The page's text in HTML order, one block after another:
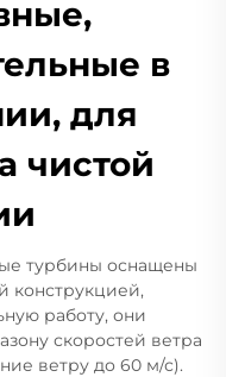
в
для
чистой
турбины оснащены
конструкцией,
работу, они
скоростей ветра
ветру до 60 м/с).